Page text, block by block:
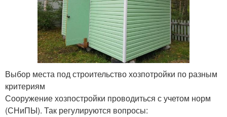
Выбор места под строительство хозпотройки по разным
критериям
Сооружение хозпостройки проводиться с учетом норм
(СНиПЫ). Так регулируются вопросы: